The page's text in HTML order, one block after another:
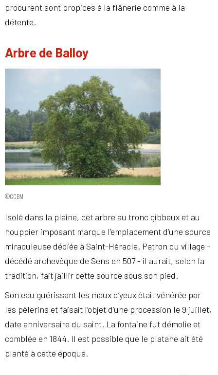
procurent sont propices à la flânerie comme à la
détente.
Arbre de Balloy
©CCBM
Isolé dans la plaine, cet arbre au tronc gibbeux et au
houppier imposant marque l’emplacement d’une source
miraculeuse dédiée à Saint-Héracle. Patron du village -
décédé archevêque de Sens en 507 - il aurait, selon la
tradition, fait jaillir cette source sous son pied.
Son eau guérissant les maux d’yeux était vénérée par
les pèlerins et faisait l’objet d’une procession le 9 juillet,
date anniversaire du saint. La fontaine fut démolie et
comblée en 1844. Il est possible que le platane ait été
planté à cette époque.